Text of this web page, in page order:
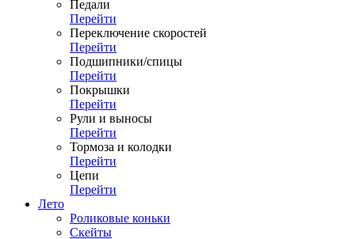
Педали
Перейти
Переключение скоростей
Перейти
Подшипники/спицы
Перейти
Покрышки
Перейти
Рули и выносы
Перейти
Тормоза и колодки
Перейти
Цепи
Перейти
Лето
Роликовые коньки
Скейты